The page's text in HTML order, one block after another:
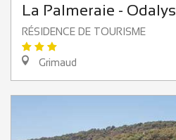
La Palmeraie - Odalys
RÉSIDENCE DE TOURISME
Grimaud